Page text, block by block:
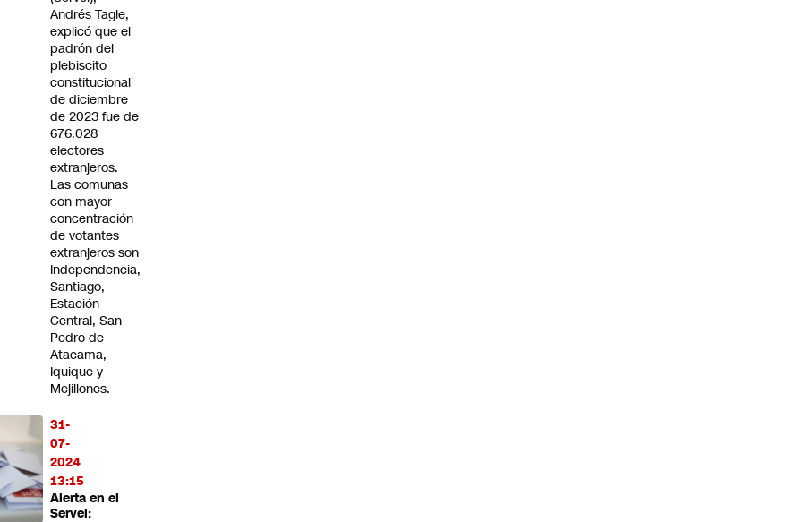
Andrés Tagle,
explicó que el
padrón del
plebiscito
constitucional
de diciembre
de 2023 fue de
676.028
electores
extranjeros.
Las comunas
con mayor
concentración
de votantes
extranjeros son
Independencia,
Santiago,
Estación
Central, San
Pedro de
Atacama,
Iquique y
Mejillones.
31-
07-
2024
13:15
Alerta en el
Servel: